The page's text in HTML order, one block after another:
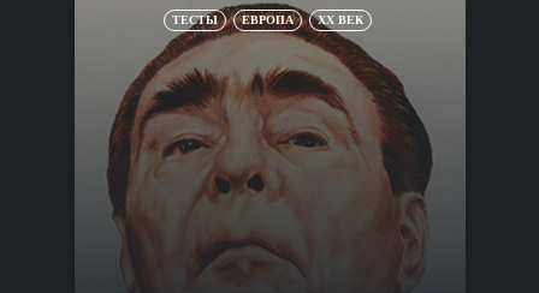
ТЕСТЫ ЕВРОПА XX ВЕК